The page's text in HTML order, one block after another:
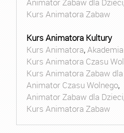
Kurs Animatora Zabaw
Kurs Animatora Kultury
Kurs Animatora,
Kurs Animatora Czasu
Kurs Animatora Zabaw
Animator Czasu Wolnego,
Animator Zabaw dla Dzieci
Kurs Animatora Zabaw